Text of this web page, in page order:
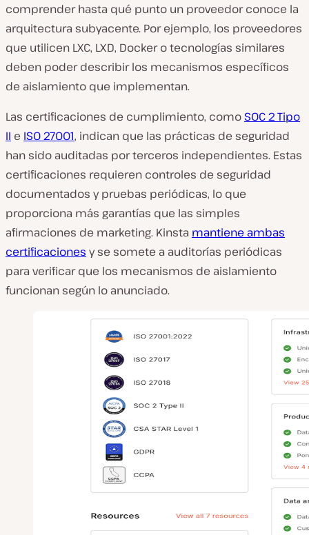
comprender hasta qué punto un proveedor conoce la
arquitectura subyacente. Por ejemplo, los proveedores
que utilicen LXC, LXD, Docker o tecnologías similares
deben poder describir los mecanismos específicos
de aislamiento que implementan.
Las certificaciones de cumplimiento, como SOC 2 Tipo
II e ISO 27001, indican que las prácticas de seguridad
han sido auditadas por terceros independientes. Estas
certificaciones requieren controles de seguridad
documentados y pruebas periódicas, lo que
proporciona más garantías que las simples
afirmaciones de marketing. Kinsta mantiene ambas
certificaciones y se somete a auditorías periódicas
para verificar que los mecanismos de aislamiento
funcionan según lo anunciado.